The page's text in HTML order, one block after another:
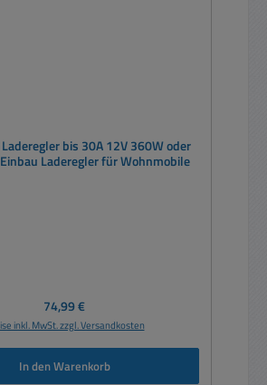
bis 30A 12V 360W oder
Laderegler für Wohnmobile
Regulärer Preis:
74,99 €
inkl. MwSt. zzgl. Versandkosten
In den Warenkorb